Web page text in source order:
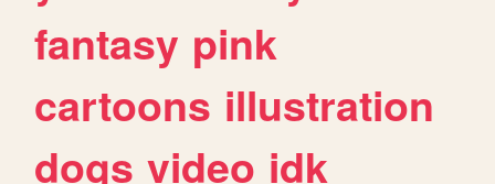
fantasy pink
cartoons illustration
dogs video idk